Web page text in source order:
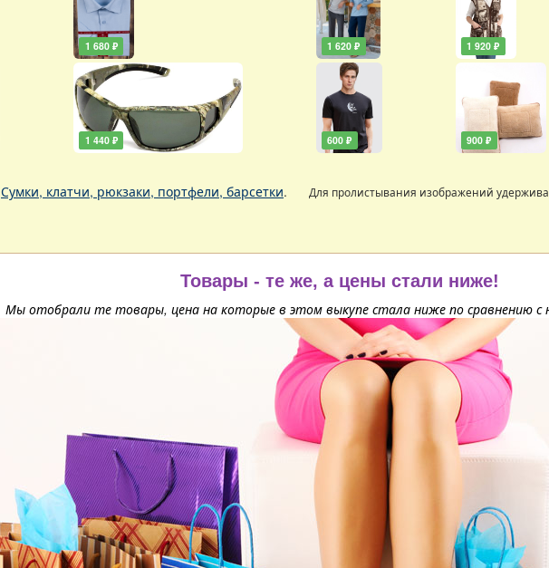
1 680 ₽
1 440 ₽
1 620 ₽
600 ₽
1 920 ₽
900 ₽
Сумки, клатчи, рюкзаки, портфели, барсетки. Для пролистывания изображений
Товары - те же, а цены стали ниже!
Мы отобрали те товары, цена на которые в этом выкупе стала ниже по сравнению с